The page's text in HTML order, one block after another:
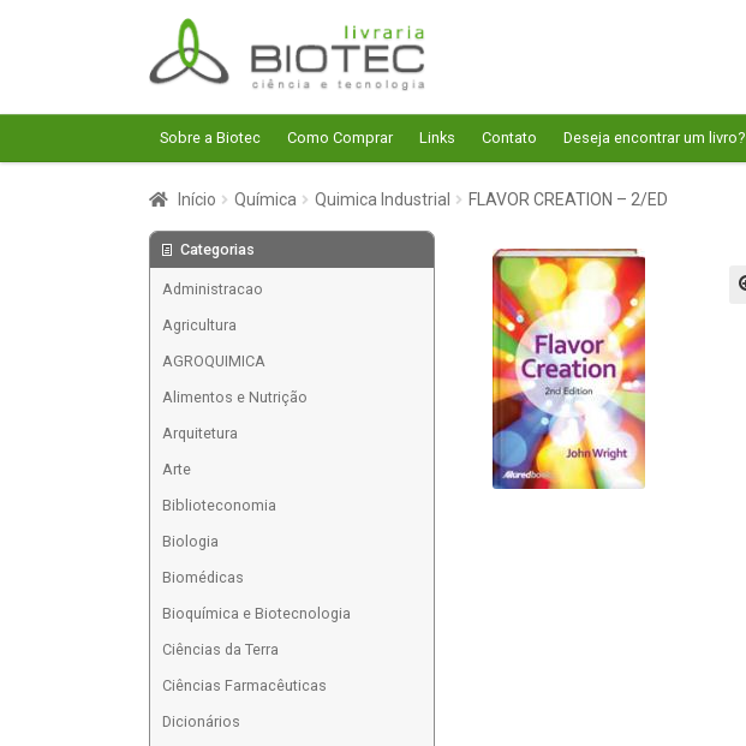
Pular
para
navegação
Pular
para
o
conteúdo
Sobre a Biotec Como Comprar Links Contato Deseja encontrar um livro?
Início Química Quimica Industrial FLAVOR CREATION – 2/ED
Categorias
Administracao
Agricultura
AGROQUIMICA
Alimentos e Nutrição
Arquitetura
Arte
Biblioteconomia
Biologia
Biomédicas
Bioquímica e Biotecnologia
Ciências da Terra
Ciências Farmacêuticas
Dicionários